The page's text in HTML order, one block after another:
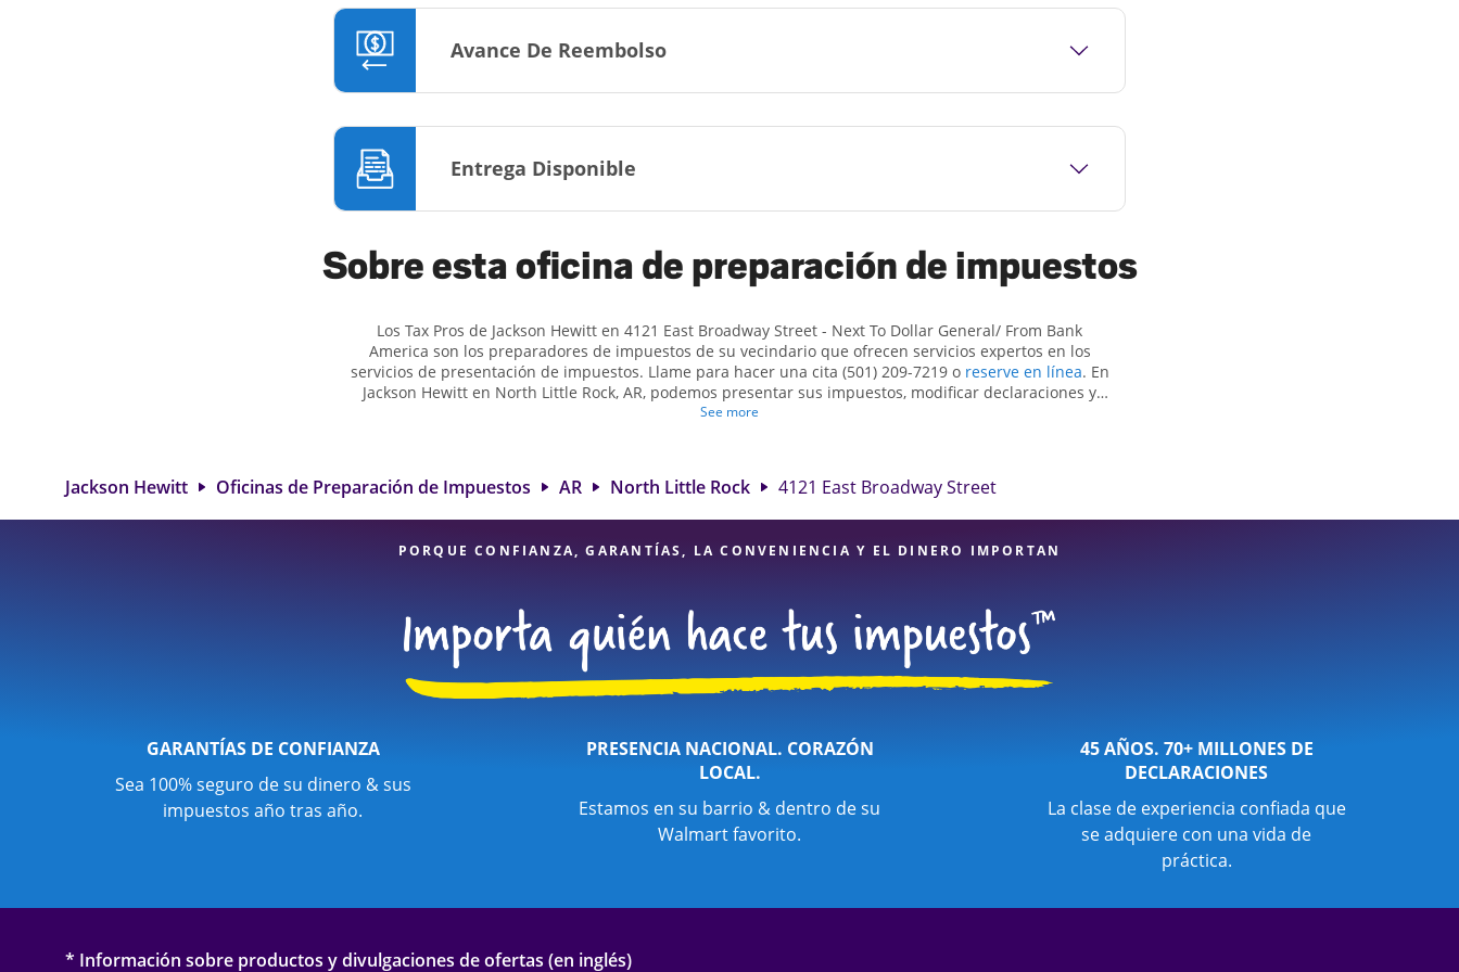
Avance De Reembolso
Entrega Disponible
Sobre esta oficina de preparación de impuestos
Los Tax Pros de Jackson Hewitt en 4121 East Broadway Street - Next To Dollar General/ From Bank
America son ​​los preparadores de impuestos de su vecindario que ofrecen servicios expertos en los
servicios de presentación de impuestos. Llame para hacer una cita (501) 209-7219 o reserve en línea. En
Jackson Hewitt en North Little Rock, AR, podemos presentar sus impuestos, modificar declaraciones y
contestar sus preguntas sobre impuestos. Obtenga ayuda para presentar declaraciones de impuestos
de impuestos más grande. Si necesita servicios de preparación de impuestos en North Little Rock, AR, la
ubicación de Jackson Hewitt en 4121 East Broadway Street es una opción excelente. Con nuestros
expertos profesionales de impuestos, atención al detalle y diversidad de servicios financieros, puede
See more
Jackson Hewitt Oficinas de Preparación de Impuestos AR North Little Rock 4121 East Broadway Street
PORQUE CONFIANZA, GARANTÍAS, LA CONVENIENCIA Y EL DINERO IMPORTAN
GARANTÍAS DE CONFIANZA
Sea 100% seguro de su dinero & sus
impuestos año tras año.
PRESENCIA NACIONAL. CORAZÓN
LOCAL.
Estamos en su barrio & dentro de su
Walmart favorito.
45 AÑOS. 70+ MILLONES DE
DECLARACIONES
La clase de experiencia confiada que
se adquiere con una vida de
práctica.
* Información sobre productos y divulgaciones de ofertas (en inglés)